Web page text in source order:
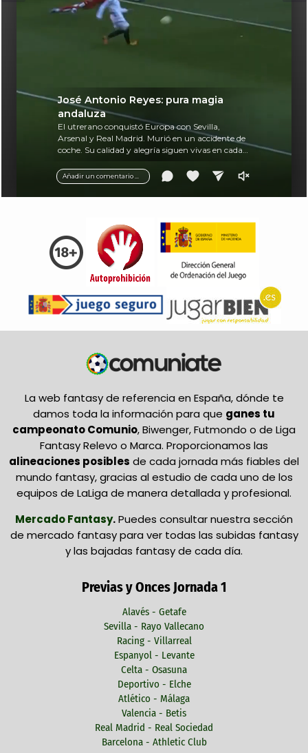
Añadir un comentario ...
José Antonio Reyes: pura magia
andaluza
El utrerano conquistó Europa con Sevilla,
Arsenal y Real Madrid. Murió en un accidente de
coche. Su calidad y alegría siguen vivas en cada
La web fantasy de referencia en España, dónde te
damos toda la información para que ganes tu
campeonato Comunio, Biwenger, Futmondo o de Liga
Fantasy Relevo o Marca. Proporcionamos las
alineaciones posibles de cada jornada más fiables del
mundo fantasy, gracias al estudio de cada uno de los
equipos de LaLiga de manera detallada y profesional.
Mercado Fantasy.Puedes consultar nuestra sección
de mercado fantasy para ver todas las subidas fantasy
y las bajadas fantasy de cada día.
Previas y Onces Jornada 1
Alavés - Getafe
Sevilla - Rayo Vallecano
Racing - Villarreal
Espanyol - Levante
Celta - Osasuna
Deportivo - Elche
Atlético - Málaga
Valencia - Betis
Real Madrid - Real Sociedad
Barcelona - Athletic Club